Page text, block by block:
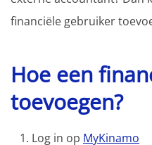
financiële gebruiker
Hoe een
toevoegen?
Log in op MyKinamo